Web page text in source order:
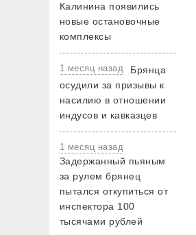
Калинина появились
новые остановочные
комплексы
1 месяц назад
Брянца
осудили за призывы к
насилию в отношении
индусов и кавказцев
1 месяц назад
Задержанный пьяным
за рулем брянец
пытался откупиться от
инспектора 100
тысячами рублей